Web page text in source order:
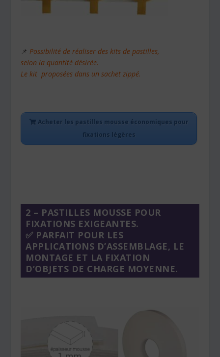
📌 Possibilité de réaliser des kits de pastilles,
selon la quantité désirée.
Le kit proposées dans un sachet zippé.
Acheter les pastilles mousse économiques pour
fixations légères
2 – PASTILLES MOUSSE POUR
FIXATIONS EXIGEANTES.
✅ PARFAIT POUR LES
APPLICATIONS D’ASSEMBLAGE, LE
MONTAGE ET LA FIXATION
D’OBJETS DE CHARGE MOYENNE.